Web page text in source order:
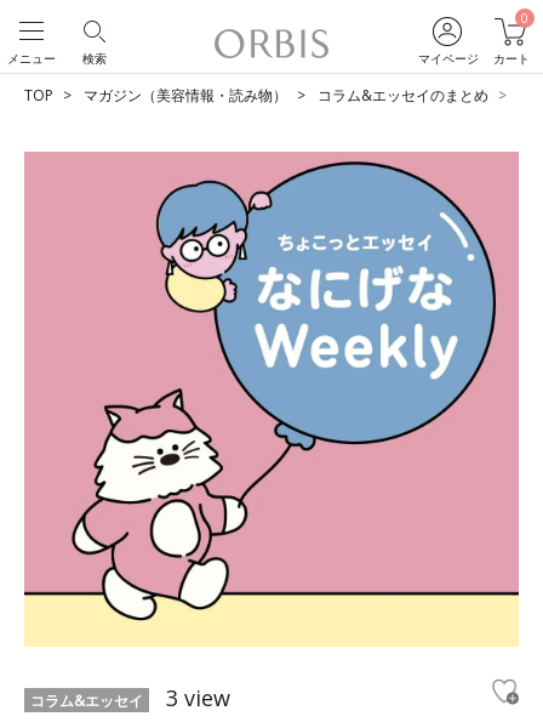
マイページ
0
カート
検索
メニュー
TOP マガジン（美容情報・読み物） コラム&エッセイのまとめ
コラム&エッセイ 3 view